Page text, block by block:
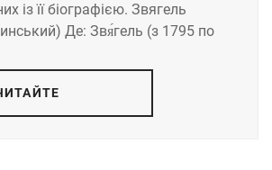
із її біографією. Звягель
Де: Звя́гель (з 1795 по